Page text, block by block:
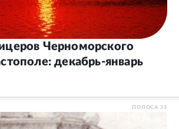
Черноморского
декабрь‑январь
ПОЛОСА33